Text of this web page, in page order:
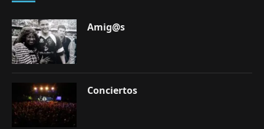
Amig@s
Conciertos